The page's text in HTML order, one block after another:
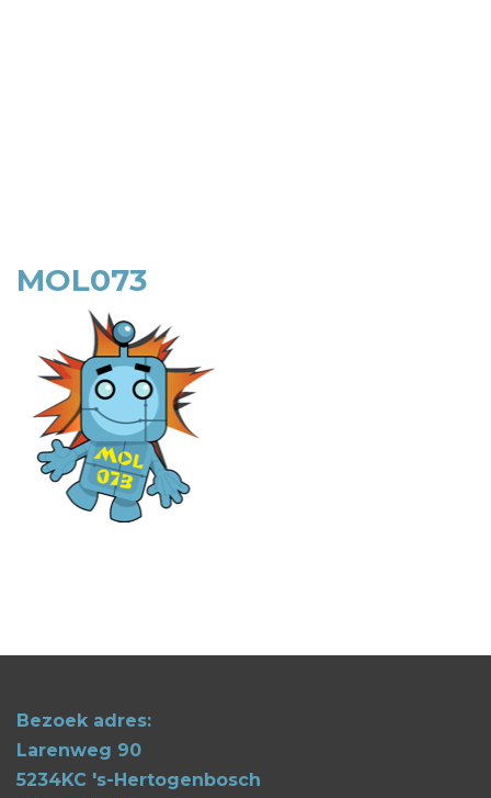
MOL073
Bezoek adres:
Larenweg 90
5234KC 's-Hertogenbosch